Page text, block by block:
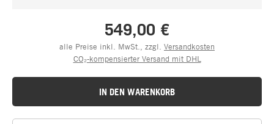
549,00 €
alle Preise inkl. MwSt., zzgl. Versandkosten
CO₂-kompensierter Versand mit DHL
IN DEN WARENKORB